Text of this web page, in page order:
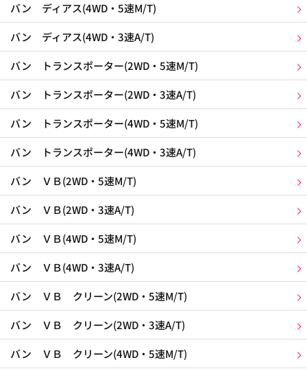
バン ディアス(4WD・5速M/T)
バン ディアス(4WD・3速A/T)
バン トランスポーター(2WD・5速M/T)
バン トランスポーター(2WD・3速A/T)
バン トランスポーター(4WD・5速M/T)
バン トランスポーター(4WD・3速A/T)
バン ＶＢ(2WD・5速M/T)
バン ＶＢ(2WD・3速A/T)
バン ＶＢ(4WD・5速M/T)
バン ＶＢ(4WD・3速A/T)
バン ＶＢ クリーン(2WD・5速M/T)
バン ＶＢ クリーン(2WD・3速A/T)
バン ＶＢ クリーン(4WD・5速M/T)